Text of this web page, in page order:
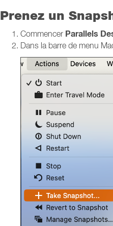
Prenez un
Commencer Parallels
Dans la barre de menu